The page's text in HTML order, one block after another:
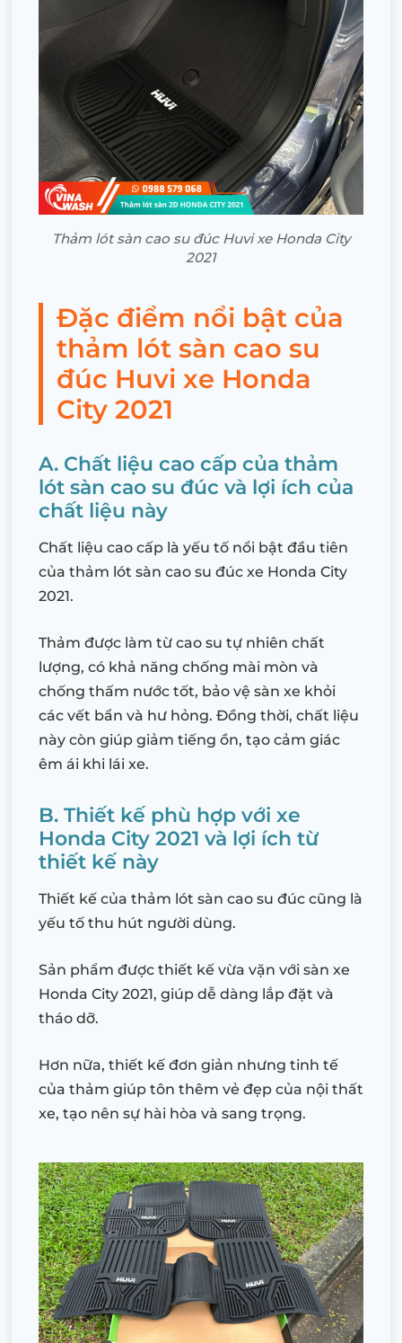
Thảm lót sàn cao su đúc Huvi xe Honda City
2021
Đặc điểm nổi bật của
thảm lót sàn cao su
đúc Huvi xe Honda
City 2021
A. Chất liệu cao cấp của thảm
lót sàn cao su đúc và lợi ích của
chất liệu này
Chất liệu cao cấp là yếu tố nổi bật đầu tiên
của thảm lót sàn cao su đúc xe Honda City
2021.
Thảm được làm từ cao su tự nhiên chất
lượng, có khả năng chống mài mòn và
chống thấm nước tốt, bảo vệ sàn xe khỏi
các vết bẩn và hư hỏng. Đồng thời, chất liệu
này còn giúp giảm tiếng ồn, tạo cảm giác
êm ái khi lái xe.
B. Thiết kế phù hợp với xe
Honda City 2021 và lợi ích từ
thiết kế này
Thiết kế của thảm lót sàn cao su đúc cũng là
yếu tố thu hút người dùng.
Sản phẩm được thiết kế vừa vặn với sàn xe
Honda City 2021, giúp dễ dàng lắp đặt và
tháo dỡ.
Hơn nữa, thiết kế đơn giản nhưng tinh tế
của thảm giúp tôn thêm vẻ đẹp của nội thất
xe, tạo nên sự hài hòa và sang trọng.